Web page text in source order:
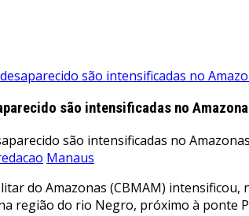
são intensificadas no
são intensificadas no
Manaus
do Amazonas (CBMAM)
região do rio Negro, próximo à ponte